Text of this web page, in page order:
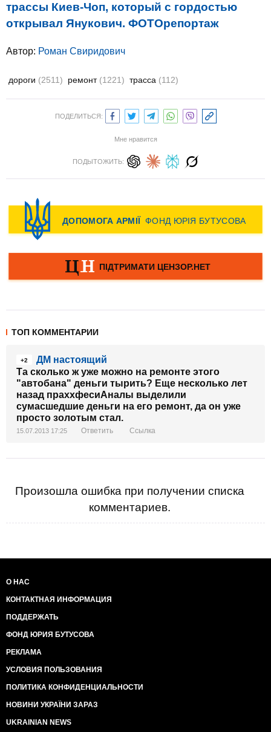
трассы Киев-Чоп, который с гордостью
открывал Янукович. ФОТОрепортаж
Автор: Роман Свиридович
дороги (2511) ремонт (1221) трасса (112)
ПОДЕЛИТЬСЯ:
Мне нравится
ПОДЫТОЖИТЬ:
ТОП КОММЕНТАРИИ
+2
ДМ настоящий
Та сколько ж уже можно на ремонте этого
"автобана" деньги тырить? Еще несколько лет
назад праххфесиАналы выделили
сумасшедшие деньги на его ремонт, да он уже
просто золотым стал.
15.07.2013 17:25 Ответить Ссылка
Произошла ошибка при получении списка
комментариев.
О НАС
КОНТАКТНАЯ ИНФОРМАЦИЯ
ПОДДЕРЖАТЬ
ФОНД ЮРИЯ БУТУСОВА
РЕКЛАМА
УСЛОВИЯ ПОЛЬЗОВАНИЯ
ПОЛИТИКА КОНФИДЕНЦИАЛЬНОСТИ
НОВИНИ УКРАЇНИ ЗАРАЗ
UKRAINIAN NEWS